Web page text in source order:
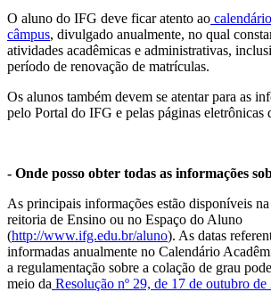
O aluno do IFG deve ficar atento ao
câmpus, divulgado anualmente, no qual
atividades acadêmicas e administrativas,
período de renovação de matrículas.
Os alunos também devem se atentar para as
pelo Portal do IFG e pelas páginas eletrônicas
- Onde posso obter todas as informações
As principais informações estão disponíveis
reitoria de Ensino ou no Espaço do Aluno
(http://www.ifg.edu.br/aluno). As datas
informadas anualmente no Calendário
a regulamentação sobre a colação de grau
meio da Resolução nº 29, de 17 de outubro de